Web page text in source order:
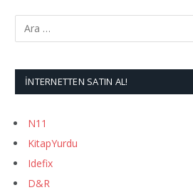
İNTERNETTEN SATIN AL!
N11
KitapYurdu
Idefix
D&R